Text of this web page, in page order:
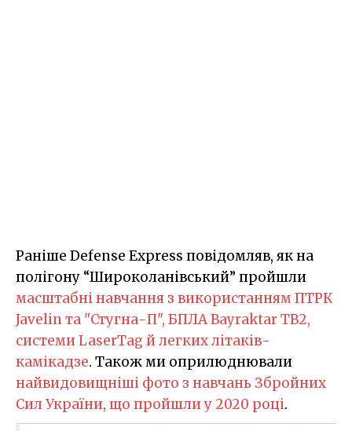
Раніше Defense Express повідомляв, як на
полігону “Широколанівський” пройшли
масштабні навчання з використанням ПТРК
Javelin та "Стугна-П", БПЛА Bayraktar TB2,
системи LaserTag й легких літаків-
камікадзе. Також ми оприлюднювали
найвидовищніші фото з навчань Збройних
Сил України, що пройшли у 2020 році.